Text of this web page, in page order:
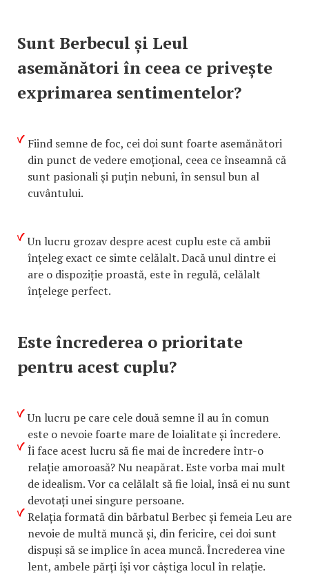
Sunt Berbecul și Leul
asemănători în ceea ce privește
exprimarea sentimentelor?
Fiind semne de foc, cei doi sunt foarte asemănători
din punct de vedere emoțional, ceea ce înseamnă că
sunt pasionali și puțin nebuni, în sensul bun al
cuvântului.
Un lucru grozav despre acest cuplu este că ambii
înțeleg exact ce simte celălalt. Dacă unul dintre ei
are o dispoziție proastă, este în regulă, celălalt
înțelege perfect.
Este încrederea o prioritate
pentru acest cuplu?
Un lucru pe care cele două semne îl au în comun
este o nevoie foarte mare de loialitate și încredere.
Îi face acest lucru să fie mai de încredere într-o
relație amoroasă? Nu neapărat. Este vorba mai mult
de idealism. Vor ca celălalt să fie loial, însă ei nu sunt
devotați unei singure persoane.
Relația formată din bărbatul Berbec și femeia Leu are
nevoie de multă muncă și, din fericire, cei doi sunt
dispuși să se implice în acea muncă. Încrederea vine
lent, ambele părți își vor câștiga locul în relație.